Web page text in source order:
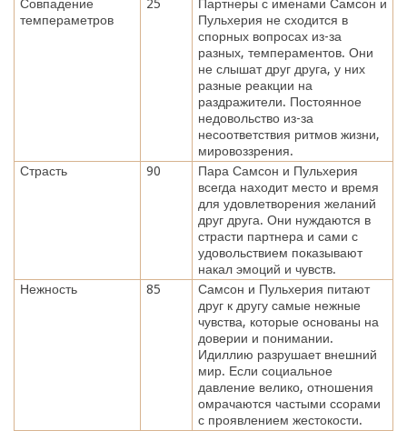
Совпадение
темпераметров
25
Партнеры с именами Самсон и
Пульхерия не сходится в
спорных вопросах из-за
разных, темпераментов. Они
не слышат друг друга, у них
разные реакции на
раздражители. Постоянное
недовольство из-за
несоответствия ритмов жизни,
мировоззрения.
Страсть
90
Пара Самсон и Пульхерия
всегда находит место и время
для удовлетворения желаний
друг друга. Они нуждаются в
страсти партнера и сами с
удовольствием показывают
накал эмоций и чувств.
Нежность
85
Самсон и Пульхерия питают
друг к другу самые нежные
чувства, которые основаны на
доверии и понимании.
Идиллию разрушает внешний
мир. Если социальное
давление велико, отношения
омрачаются частыми ссорами
с проявлением жестокости.